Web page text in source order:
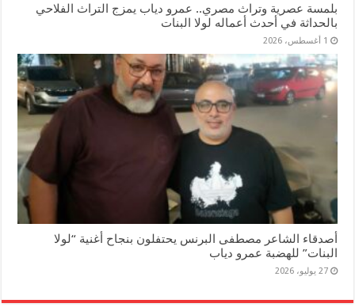
بلمسة عصرية وتراث مصري.. عمرو دياب يمزج التراث الفلاحي
بالحداثة في أحدث أعماله لولا البنات
1 أغسطس، 2026
أصدقاء الشاعر مصطفى البرنس يحتفلون بنجاح أغنية “لولا
البنات” للهضبة عمرو دياب
27 يوليو، 2026